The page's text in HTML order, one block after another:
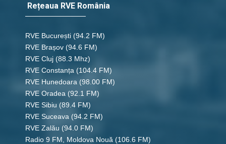
Rețeaua RVE România
RVE București (94.2 FM)
RVE Brașov (94.6 FM)
RVE Cluj (88.3 Mhz)
RVE Constanța (104.4 FM)
RVE Hunedoara (98.00 FM)
RVE Oradea (92.1 FM)
RVE Sibiu (89.4 FM)
RVE Suceava (94.2 FM)
RVE Zalău (94.0 FM)
Radio 9 FM, Moldova Nouă (106.6 FM)